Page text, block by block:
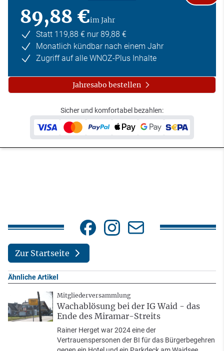
89,88 €im Jahr
Statt 119,88 € nur 89,88 €
Monatlich kündbar nach einem Jahr
Zugriff auf alle WNOZ-Plus Inhalte
Jahresabo bestellen
Sicher und komfortabel bezahlen:
Zur Startseite
Ähnliche Artikel
Mitgliederversammlung
Wachablösung bei der IG Waid - das
Ende des Miramar-Streits
Rainer Herget war 2024 eine der
Vertrauenspersonen der BI für das Bürgerbegehren